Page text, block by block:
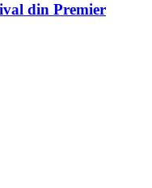
din Premier